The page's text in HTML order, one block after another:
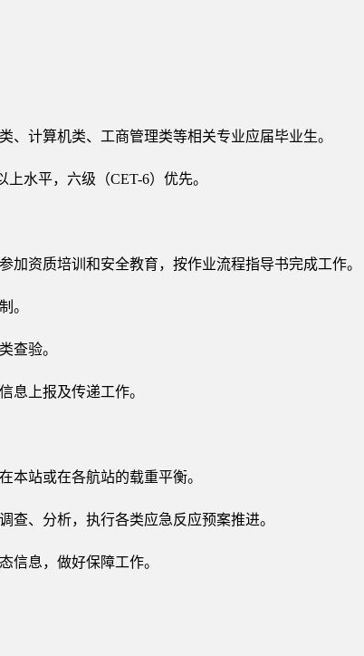
、计算机类、工商管理类等相关专业应届毕业生。
水平，六级（CET-6）优先。
加资质培训和安全教育，按作业流程指导书完成工作
。
类查验。
息上报及传递工作。
本站或在各航站的载重平衡。
查、分析，执行各类应急反应预案推进。
信息，做好保障工作。